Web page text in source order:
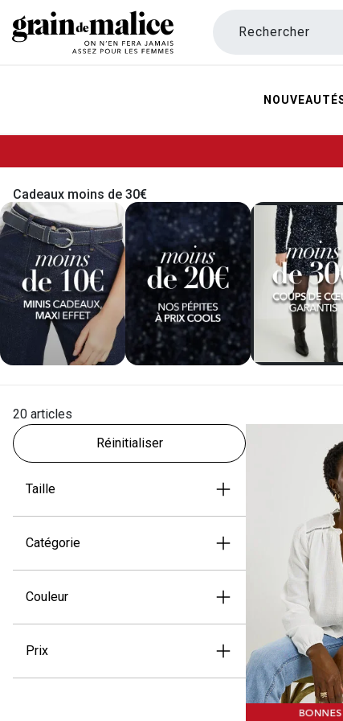
Rechercher
Cadeaux moins de 30€
MAXI EFFET
MOINS DE 20€ : NOS PÉPITES
MOINS DE 30€ : COUPS DE
MOINS DE 50€ :
20 articles
Réinitialiser
Taille
Catégorie
Couleur
Prix